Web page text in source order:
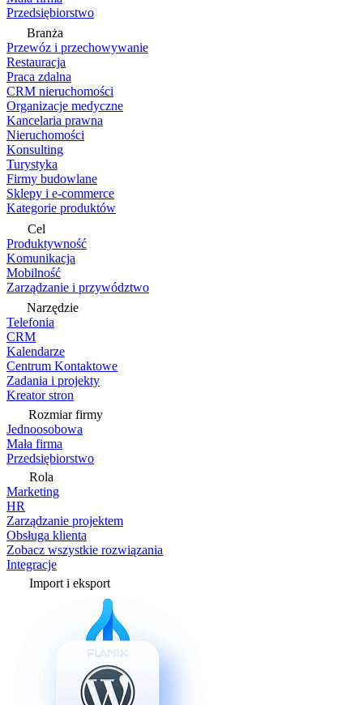
Przedsiębiorstwo
Branża
Przewóz i przechowywanie
Restauracja
Praca zdalna
CRM nieruchomości
Organizacje medyczne
Kancelaria prawna
Nieruchomości
Konsulting
Turystyka
Firmy budowlane
Sklepy i e-commerce
Kategorie produktów
Cel
Produktywność
Komunikacja
Mobilność
Zarządzanie i przywództwo
Narzędzie
Telefonia
CRM
Kalendarze
Centrum Kontaktowe
Zadania i projekty
Kreator stron
Rozmiar firmy
Jednoosobowa
Mała firma
Przedsiębiorstwo
Rola
Marketing
HR
Zarządzanie projektem
Obsługa klienta
Zobacz wszystkie rozwiązania
Integracje
Import i eksport